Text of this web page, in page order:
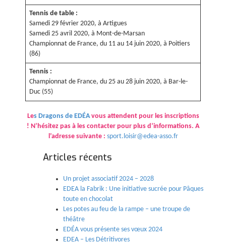
Tennis de table :
Samedi 29 février 2020, à Artigues
Samedi 25 avril 2020, à Mont-de-Marsan
Championnat de France, du 11 au 14 juin 2020, à Poitiers
(86)
Tennis :
Championnat de France, du 25 au 28 juin 2020, à Bar-le-
Duc (55)
Les Dragons de EDÉAvous attendent pour les inscriptions
! N’hésitez pas à les contacter pour plus d’informations. A
l’adresse suivante : sport.loisir@edea-asso.fr
Articles récents
Un projet associatif 2024 – 2028
EDEA la Fabrik : Une initiative sucrée pour Pâques
toute en chocolat
Les potes au feu de la rampe – une troupe de
théâtre
EDÉA vous présente ses vœux 2024
EDEA – Les Détritivores